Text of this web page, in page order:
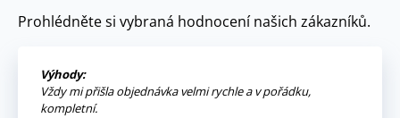
Prohlédněte si vybraná hodnocení našich zákazníků.
Výhody:
Vždy mi přišla objednávka velmi rychle a v pořádku,
kompletní.